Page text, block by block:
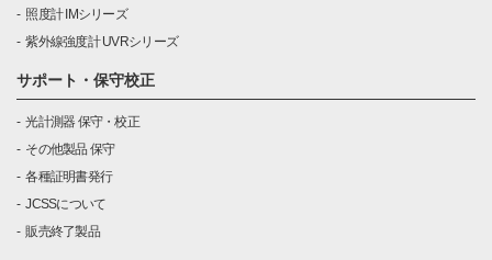
照度計 IMシリーズ
紫外線強度計 UVRシリーズ
サポート・保守校正
光計測器 保守・校正
その他製品 保守
各種証明書発行
JCSSについて
販売終了製品